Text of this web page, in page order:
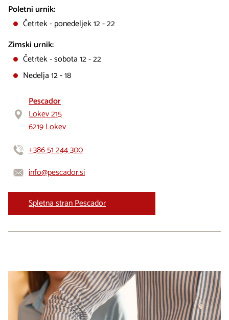
Poletni urnik:
Četrtek - ponedeljek 12 - 22
Zimski urnik:
Četrtek - sobota 12 - 22
Nedelja 12 - 18
Pescador
Lokev 215
6219 Lokev
+386 51 244 300
info@pescador.si
Spletna stran Pescador